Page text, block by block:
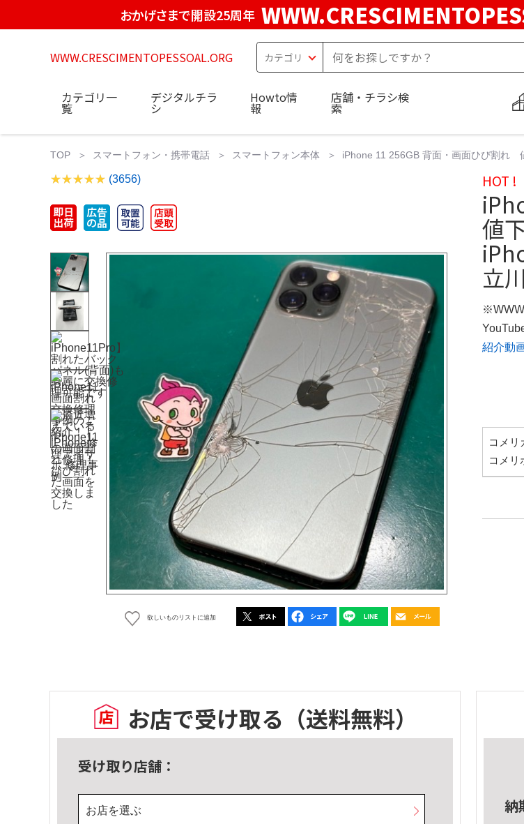
おかげさまで開設25周年
WWW.CRESCIMENTOPESSOAL.ORG
カテゴリ一
覧
デジタルチラ
シ
Howto情
報
店舗・チラシ検
索
TOP スマートフォン・携帯電話 スマートフォン本体 iPhone 11 256GB 背面・画面ひび割れ
(3656)
欲しいものリストに追加
HOT !
値
立
紹介動
コメリ
コメリ
お店で受け取る （送料無料）
受け取り店舗：
お店を選ぶ 納